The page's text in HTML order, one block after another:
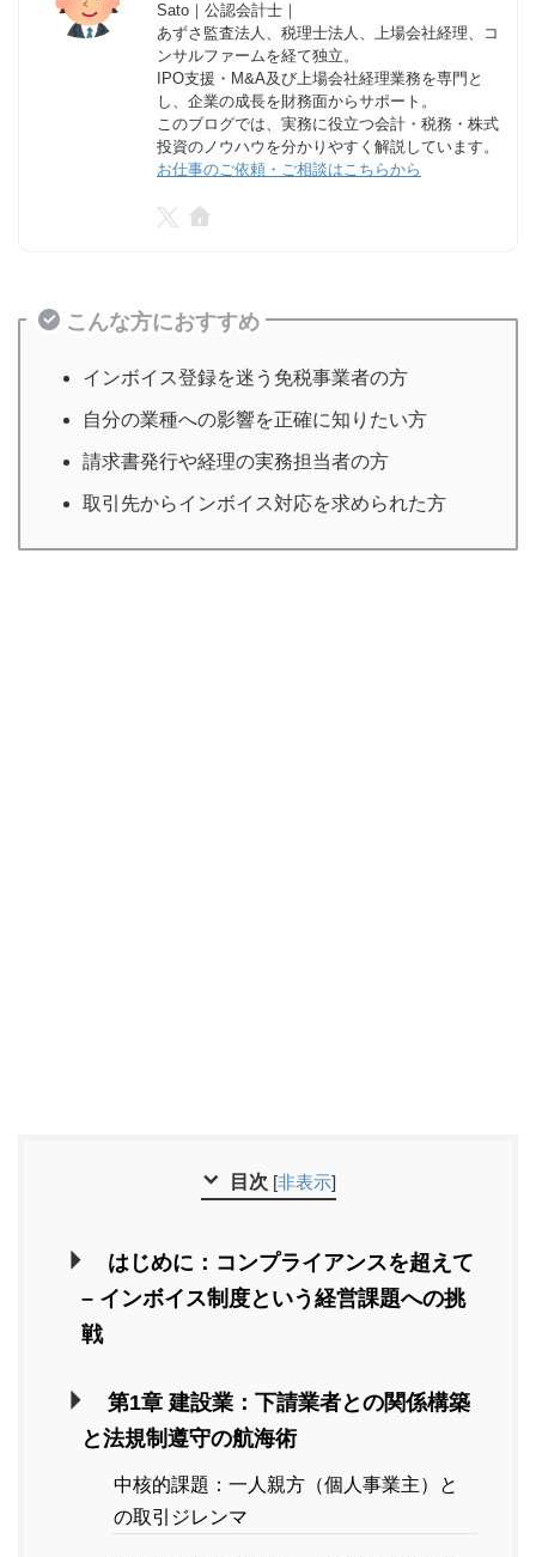
Sato｜公認会計士｜
あずさ監査法人、税理士法人、上場会社経理、コ
ンサルファームを経て独立。
IPO支援・M&A及び上場会社経理業務を専門と
し、企業の成長を財務面からサポート。
このブログでは、実務に役立つ会計・税務・株式
投資のノウハウを分かりやすく解説しています。
お仕事のご依頼・ご相談はこちらから
こんな方におすすめ
インボイス登録を迷う免税事業者の方
自分の業種への影響を正確に知りたい方
請求書発行や経理の実務担当者の方
取引先からインボイス対応を求められた方
目次 [非表示]
はじめに：コンプライアンスを超えて
– インボイス制度という経営課題への挑
戦
第1章 建設業：下請業者との関係構築
と法規制遵守の航海術
中核的課題：一人親方（個人事業主）と
の取引ジレンマ